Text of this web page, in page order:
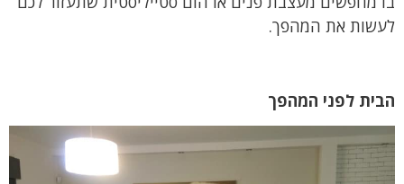
לעשות את המהפך.
הבית לפני המהפך